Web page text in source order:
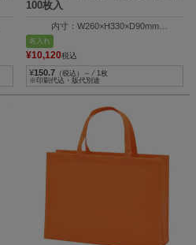
100枚入
内寸：W260×H330×D90mm
外寸：W350×H330×D90mm
名入れ
¥10,120税込
¥150.7 （税込）～ ⁄ 1枚
※印刷代込・版代別途